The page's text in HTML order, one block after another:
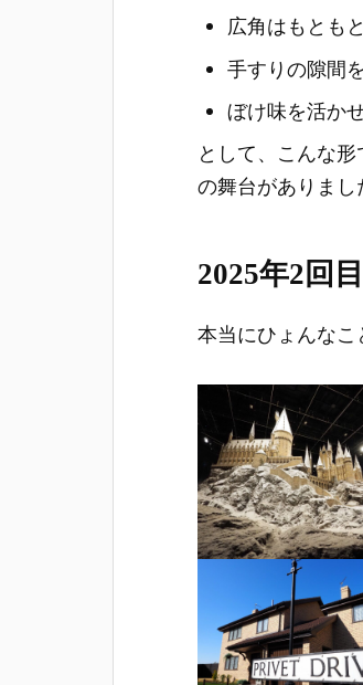
広角はもとも
手すりの隙間
ぼけ味を活か
として、こんな
の舞台がありまし
2025年2回
本当にひょんなこ